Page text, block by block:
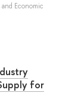
Economic
for